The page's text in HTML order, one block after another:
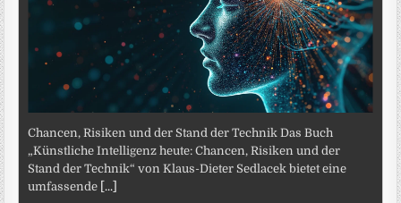
Chancen, Risiken und der Stand der Technik Das Buch
„Künstliche Intelligenz heute: Chancen, Risiken und der
Stand der Technik“ von Klaus-Dieter Sedlacek bietet eine
umfassende [...]